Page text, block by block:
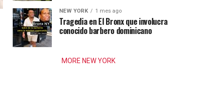
NEW YORK 1 mes ago
Tragedia en El Bronx que involucra
conocido barbero dominicano
MORE NEW YORK